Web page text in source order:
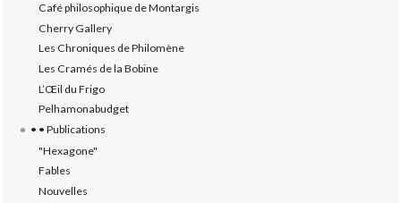
Café philosophique de Montargis
Cherry Gallery
Les Chroniques de Philomène
Les Cramés de la Bobine
L’‎Œil du Frigo
Pelhamonabudget
• • Publications
"Hexagone"
Fables
Nouvelles